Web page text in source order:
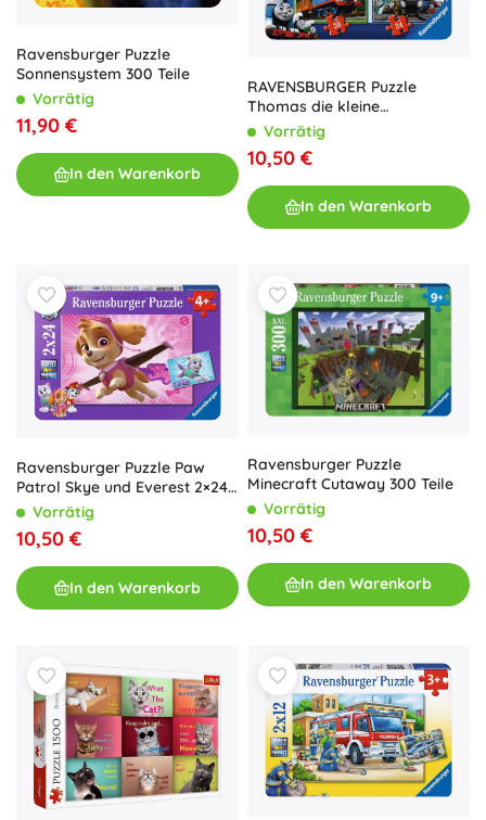
Ravensburger Puzzle
Sonnensystem 300 Teile
Vorrätig
11,90 €
In den Warenkorb
RAVENSBURGER Puzzle
Thomas die kleine
Lokomotive 4-in-1 (12,16,20,24
Vorrätig
10,50 €
In den Warenkorb
Ravensburger Puzzle Paw
Patrol Skye und Everest 2×24
TeileVorrätig
10,50 €
In den Warenkorb
Ravensburger Puzzle
Minecraft Cutaway 300 Teile
Vorrätig
10,50 €
In den Warenkorb